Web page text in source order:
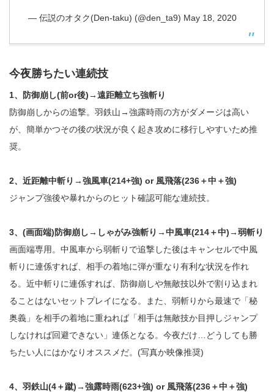
— 伝説のオタク(Den-taku) (@den_ta9) May 18, 2020
今夜勝ちたい連続技
1、防御崩し(前or後)→遠距離立ち強斬り
防御崩しからの追撃。羽鉄山→強露時雨の方がダメージは高い
が、簡単かつその後の状況が良く起き攻めに移行しやすいため推
奨。
2、近距離中斬り→強風車(214+強) or 風飛落(236＋中＋強)
ジャンプ強後や暴れからのヒット確認可能な連続技。
3、(画面端)防御崩し→しゃがみ強斬り→中風車(214＋中)→弱斬り
画面端専用。中風車から弱斬りで追撃した後はキャンセルで中風
斬りに連係すれば、相手の着地に弾が重なり有利な状況を作れ
る。近中斬りに連係すれば、防御崩しや無敵技以外で割り込まれ
ることはないセットプレイになる。また、弱斬りから最速で「秘
奥義」を相手の着地に重ねれば「相手は無敵技か目押しジャンプ
しなければ回避できない」連係となる。今夜だけ…どうしても勝
ちたい人にはかなりオススメだ。(写真か映像推奨)
4、羽鉄山(4＋蹴)→強露時雨(623+強) or 風飛落(236＋中＋強)